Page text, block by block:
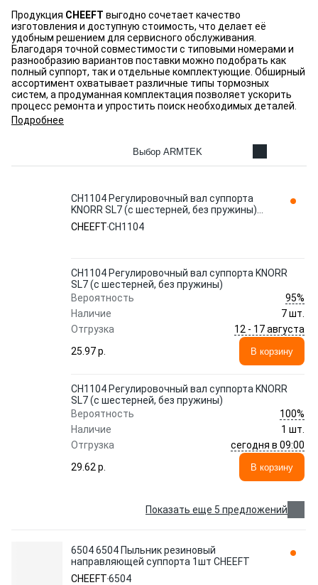
Продукция CHEEFT выгодно сочетает качество
изготовления и доступную стоимость, что делает её
удобным решением для сервисного обслуживания.
Благодаря точной совместимости с типовыми номерами и
разнообразию вариантов поставки можно подобрать как
полный суппорт, так и отдельные комплектующие. Обширный
ассортимент охватывает различные типы тормозных
систем, а продуманная комплектация позволяет ускорить
процесс ремонта и упростить поиск необходимых деталей.
Подробнее
Выбор ARMTEK
CH1104 Регулировочный вал суппорта
KNORR SL7 (с шестерней, без пружины)
CHEEFT
CHEEFTCH1104
CH1104 Регулировочный вал суппорта KNORR
SL7 (с шестерней, без пружины)
Вероятность
95%
Наличие
7 шт.
Отгрузка
12 - 17 августа
25.97 p.
В корзину
CH1104 Регулировочный вал суппорта KNORR
SL7 (с шестерней, без пружины)
Вероятность
100%
Наличие
1 шт.
Отгрузка
сегодня в 09:00
29.62 p.
В корзину
Показать еще 5 предложений
6504 6504 Пыльник резиновый
направляющей суппорта 1шт CHEEFT
CHEEFT6504